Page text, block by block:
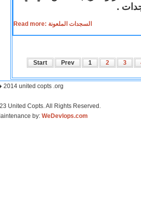
.
Read more: السجدات الملعونة
Start Prev 1 2 3
2014 united copts .org
United Copts. All Rights Reserved.
by: WeDevlops.com